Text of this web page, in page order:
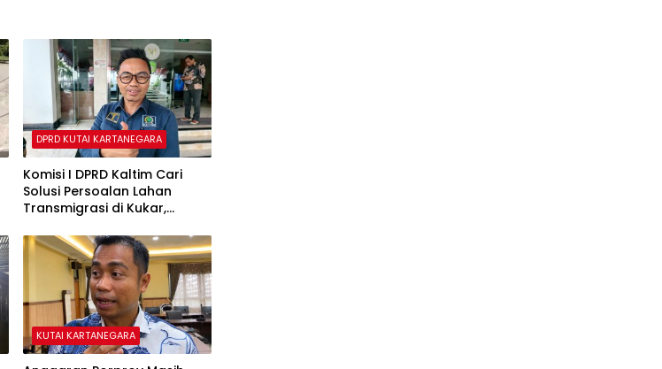
DPRD KUTAI KARTANEGARA
Komisi I DPRD Kaltim Cari
Solusi Persoalan Lahan
Transmigrasi di Kukar,
Terulang
KUTAI KARTANEGARA